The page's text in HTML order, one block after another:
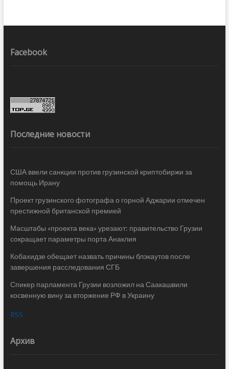
Facebook
Последние новости
США ввели санкции против грузинской криптобиржи за
помощь Ирану
Проект грузинского фотографа о горной Аджарии отмечен
престижной британской премией
Масштабы «проекта века» урезают: правительство Грузии
сокращает параметры порта Анаклия
Кобахидзе обещает назвать причины блэкаутов после
завершения расследования СГБ
Спикер парламента Грузии возложил на Саакашвили
косвенную вину за вторжение РФ в Украину
RSS
Архив